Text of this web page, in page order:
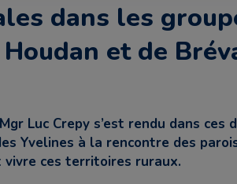
dans les
et de
Luc Crepy s’est rendu dans ces
Yvelines à la rencontre des
ces territoires ruraux.